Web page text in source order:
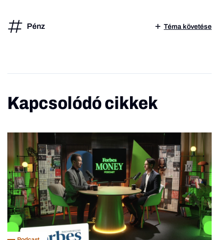
Pénz Téma követése
Kapcsolódó cikkek